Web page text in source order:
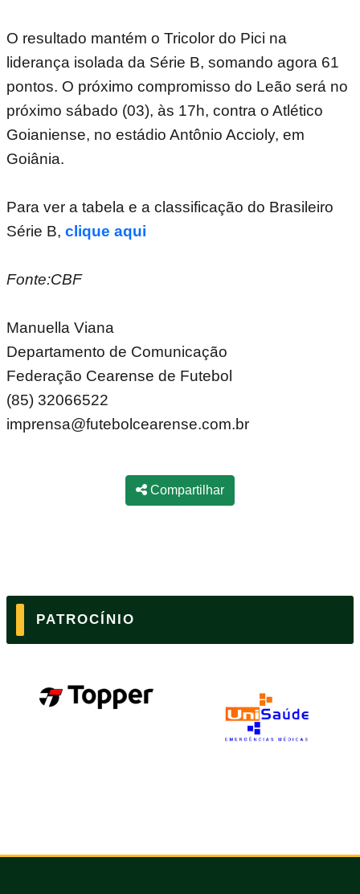
O resultado mantém o Tricolor do Pici na
liderança isolada da Série B, somando agora 61
pontos. O próximo compromisso do Leão será no
próximo sábado (03), às 17h, contra o Atlético
Goianiense, no estádio Antônio Accioly, em
Goiânia.
Para ver a tabela e a classificação do Brasileiro
Série B, clique aqui
Fonte:CBF
Manuella Viana
Departamento de Comunicação
Federação Cearense de Futebol
(85) 32066522
imprensa@futebolcearense.com.br
Compartilhar
PATROCÍNIO